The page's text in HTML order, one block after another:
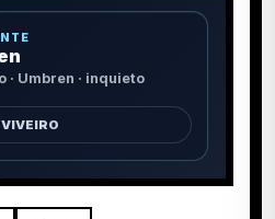
· Umbren · inquieto
VIVEIRO